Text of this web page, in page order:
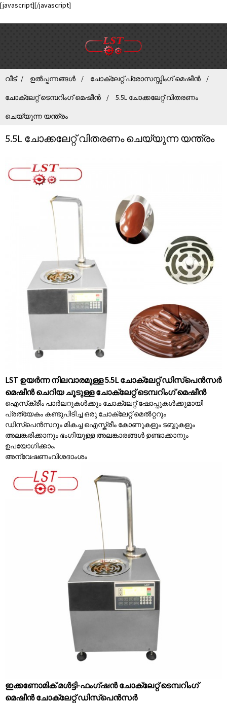
[javascript][/javascript]
വീട് ഉൽപ്പന്നങ്ങൾ ചോക്ലേറ്റ് പ്രോസസ്സിംഗ് മെഷീൻ
ചോക്ലേറ്റ് ടെമ്പറിംഗ് മെഷീൻ 5.5L ചോക്കലേറ്റ് വിതരണം
ചെയ്യുന്ന യന്ത്രം
5.5L ചോക്കലേറ്റ് വിതരണം ചെയ്യുന്ന യന്ത്രം
LST ഉയർന്ന നിലവാരമുള്ള 5.5L ചോക്ലേറ്റ് ഡിസ്പെൻസർ
മെഷീൻ ചെറിയ ചൂടുള്ള ചോക്ലേറ്റ് ടെമ്പറിംഗ് മെഷീൻ
ഐസ്‌ക്രീം പാർലറുകൾക്കും ചോക്ലേറ്റ് ഷോപ്പുകൾക്കുമായി
പ്രത്യേകം കണ്ടുപിടിച്ച ഒരു ചോക്ലേറ്റ് മെൽറ്ററും
ഡിസ്പെൻസറും മികച്ച ഐസ്ക്രീം കോണുകളും ടബ്ബുകളും
അലങ്കരിക്കാനും ഭംഗിയുള്ള അലങ്കാരങ്ങൾ ഉണ്ടാക്കാനും
ഉപയോഗിക്കാം.
അന്വേഷണംവിശദാംശം
ഇക്കണോമിക് മൾട്ടി-ഫംഗ്ഷൻ ചോക്ലേറ്റ് ടെമ്പറിംഗ്
മെഷീൻ ചോക്ലേറ്റ് ഡിസ്പെൻസർ